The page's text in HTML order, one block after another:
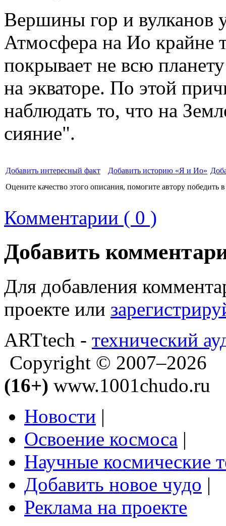
Вершины гор и вулканов
Атмосфера на Ио крайне
покрывает не всю
на экваторе. По этой
наблюдать то, что на
сияние".
Добавить интересный факт Добавить историю «Я и Ио»
Оцените качество этого описания, помогите автору победить
Комментарии ( 0 )
Добавить
Для добавления
проекте или
ARTtech - технический
Copyright © 2007–2026
(16+) www.1001chudo.ru
Новости |
Освоение космоса |
Научные космические
Добавить новое чудо |
Реклама на проекте